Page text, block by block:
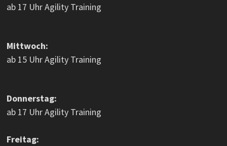
ab 17 Uhr Agility Training
Mittwoch:
ab 15 Uhr Agility Training
Donnerstag:
ab 17 Uhr Agility Training
Freitag: